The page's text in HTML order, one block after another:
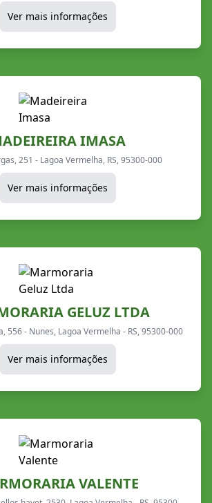
Ver mais informações
IMASA
251 - Lagoa Vermelha, RS, 95300-000
Ver mais informações
GELUZ LTDA
556 - Nunes, Lagoa Vermelha - RS, 95300-000
Ver mais informações
VALENTE